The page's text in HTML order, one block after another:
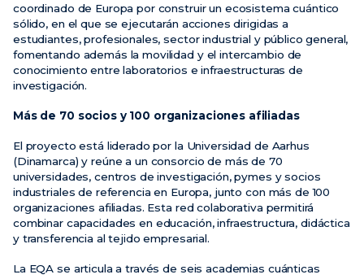
coordinado de Europa por construir un ecosistema cuántico
sólido, en el que se ejecutarán acciones dirigidas a
estudiantes, profesionales, sector industrial y público general,
fomentando además la movilidad y el intercambio de
conocimiento entre laboratorios e infraestructuras de
investigación.
Más de 70 socios y 100 organizaciones afiliadas
El proyecto está liderado por la Universidad de Aarhus
(Dinamarca) y reúne a un consorcio de más de 70
universidades, centros de investigación, pymes y socios
industriales de referencia en Europa, junto con más de 100
organizaciones afiliadas. Esta red colaborativa permitirá
combinar capacidades en educación, infraestructura, didáctica
y transferencia al tejido empresarial.
La EQA se articula a través de seis academias cuánticas